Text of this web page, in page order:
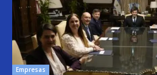
Empresas